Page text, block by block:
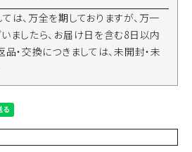
は、万全を期しておりますが、万一
ましたら、お届け日を含む8日以内
品・交換につきましては、未開封・未